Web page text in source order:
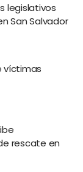
legislativos
San Salvador
víctimas
rescate en